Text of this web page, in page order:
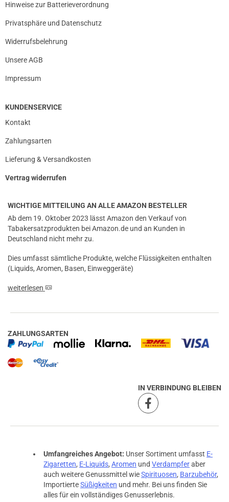
Hinweise zur Batterieverordnung
Privatsphäre und Datenschutz
Widerrufsbelehrung
Unsere AGB
Impressum
KUNDENSERVICE
Kontakt
Zahlungsarten
Lieferung & Versandkosten
Vertrag widerrufen
WICHTIGE MITTEILUNG AN ALLE AMAZON BESTELLER
Ab dem 19. Oktober 2023 lässt Amazon den Verkauf von
Tabakersatzprodukten bei Amazon.de und an Kunden in
Deutschland nicht mehr zu.
Dies umfasst sämtliche Produkte, welche Flüssigkeiten enthalten
(Liquids, Aromen, Basen, Einweggeräte)
weiterlesen
ZAHLUNGSARTEN
IN VERBINDUNG BLEIBEN
Umfangreiches Angebot: Unser Sortiment umfasst E-
Zigaretten, E-Liquids, Aromen und Verdampferaber
auch weitere Genussmittel wieSpirituosen, Barzubehör,
ImportierteSüßigkeiten und mehr. Bei uns finden Sie
alles für ein vollständiges Genusserlebnis.